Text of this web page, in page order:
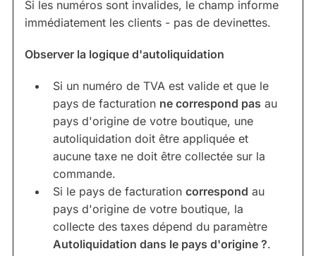
Si les numéros sont invalides, le champ informe
immédiatement les clients - pas de devinettes.
Observer la logique d'autoliquidation
Si un numéro de TVA est valide et que le
pays de facturation ne correspond pas au
pays d'origine de votre boutique, une
autoliquidation doit être appliquée et
aucune taxe ne doit être collectée sur la
commande.
Si le pays de facturation correspond au
pays d'origine de votre boutique, la
collecte des taxes dépend du paramètre
Autoliquidation dans le pays d'origine ?.